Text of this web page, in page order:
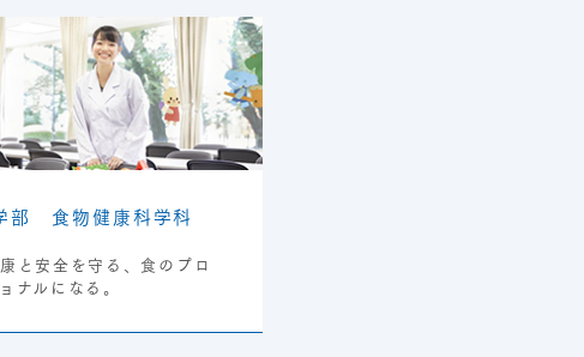
部 食物健康科学科
と安全を守る、食のプロ
ナルになる。